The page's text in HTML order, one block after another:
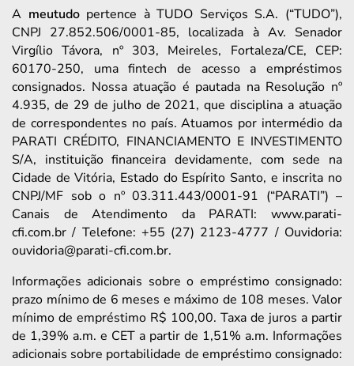
A meutudopertence à TUDO Serviços S.A. (“TUDO”),
CNPJ 27.852.506/0001-85, localizada à Av. Senador
Virgílio Távora, nº 303, Meireles, Fortaleza/CE, CEP:
60170-250, uma fintech de acesso a empréstimos
consignados. Nossa atuação é pautada na Resolução nº
4.935, de 29 de julho de 2021, que disciplina a atuação
de correspondentes no país. Atuamos por intermédio da
PARATI CRÉDITO, FINANCIAMENTO E INVESTIMENTO
S/A, instituição financeira devidamente, com sede na
Cidade de Vitória, Estado do Espírito Santo, e inscrita no
CNPJ/MF sob o nº 03.311.443/0001-91 (“PARATI”) –
Canais de Atendimento da PARATI: www.parati-
cfi.com.br / Telefone: +55 (27) 2123-4777 / Ouvidoria:
ouvidoria@parati-cfi.com.br.
Informações adicionais sobre o empréstimo consignado:
prazo mínimo de 6 meses e máximo de 108 meses. Valor
mínimo de empréstimo R$ 100,00. Taxa de juros a partir
de 1,39% a.m. e CET a partir de 1,51% a.m. Informações
adicionais sobre portabilidade de empréstimo consignado: